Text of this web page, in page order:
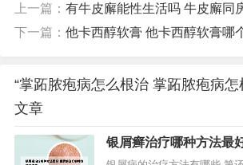
上一篇： 有牛皮廨能性生活吗 牛皮廨同
下一篇： 他卡西醇软膏 他卡西醇软膏哪
“掌跖脓疱病怎么根治 掌跖脓疱病怎
文章
银屑癣治疗哪种方法最
方法最好用